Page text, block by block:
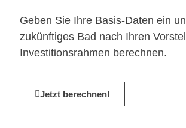
Geben Sie Ihre Basis-Daten ein
zukünftiges Bad nach Ihren
Investitionsrahmen berechnen.
Jetzt berechnen!